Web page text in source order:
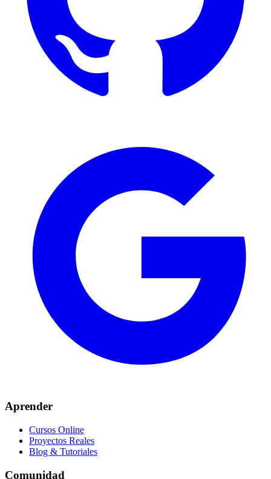
Aprender
Cursos Online
Proyectos Reales
Blog & Tutoriales
Comunidad